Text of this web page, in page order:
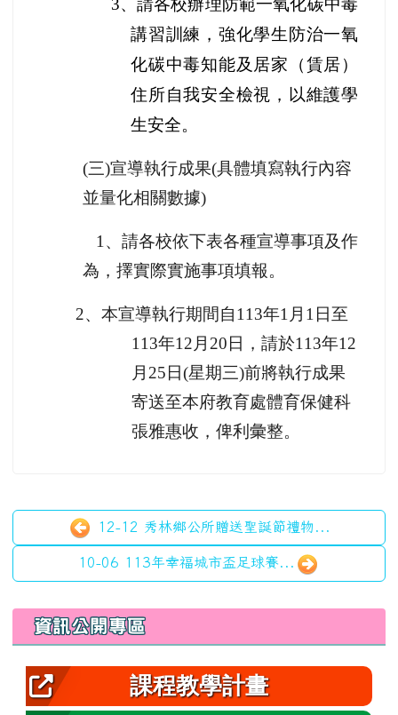
3、請各校辦理防範一氧化碳中毒
講習訓練，強化學生防治一氧
化碳中毒知能及居家（賃居）
住所自我安全檢視，以維護學
生安全。
(三)宣導執行成果(具體填寫執行內容
並量化相關數據)
1 、請各校依下表各種宣導事項及作
為，擇實際實施事項填報。
2、本宣導執行期間自113年1月1日至
113年12月20日，請於113年12
月25日(星期三)前將執行成果
寄送至本府教育處體育保健科
張雅惠收，俾利彙整。
12-12 秀林鄉公所贈送聖誕節禮物...
10-06 113年幸福城市盃足球賽...
左邊區域內容
資訊公開專區
課程教學計畫